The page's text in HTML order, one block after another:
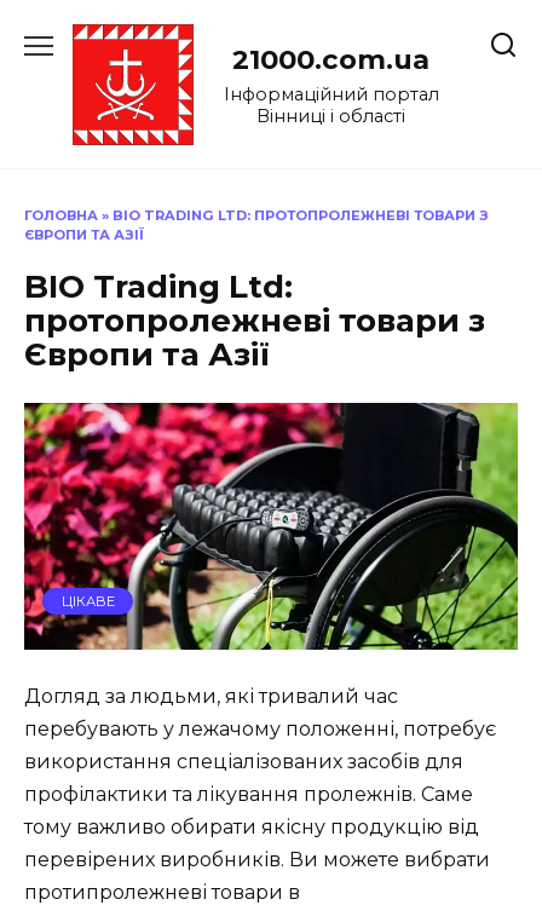
до
21000.com.ua
Інформаційний портал
Вінниці і області
ГОЛОВНА » BIO TRADING LTD: ПРОТОПРОЛЕЖНЕВІ ТОВАРИ З
ЄВРОПИ ТА АЗІЇ
BIO Trading Ltd:
протопролежневі товари з
Європи та Азії
ЦІКАВЕ
Догляд за людьми, які тривалий час
перебувають у лежачому положенні, потребує
використання спеціалізованих засобів для
профілактики та лікування пролежнів. Саме
тому важливо обирати якісну продукцію від
перевірених виробників. Ви можете вибрати
протипролежневі товари в